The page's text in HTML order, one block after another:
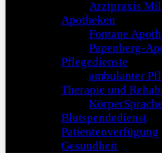
Arztpraxis
Apotheken
Fontane
Papenberg-
Pflegedienste
ambulanter
Therapie und
KörperSprache
Blutspendedienst
Patientenverfügung
Gesundheit